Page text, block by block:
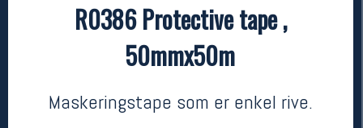
R0386 Protective tape ,
50mmx50m
Maskeringstape som er enkel rive.
Swix
R0386 Protective tape , 50mmx50m
kr 170